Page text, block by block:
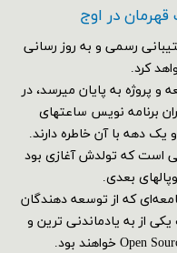
در اوج
به بعد هیچ پشتیبانی رسمی و به روز رسانی
کرد.
و پروژه به پایان میرسد، در
برنامه نویس ساعتهای
یک دهه با آن خاطره دارند.
است که تولدش آغازی بود
آن و جامعه‌ای که از توسعه دهندگان
از به یادماندنی ترین و